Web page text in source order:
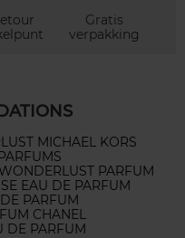
Gratis
verpakking
MICHAEL KORS
WONDERLUST PARFUM
EAU DE PARFUM
PARFUM
CHANEL
DE PARFUM